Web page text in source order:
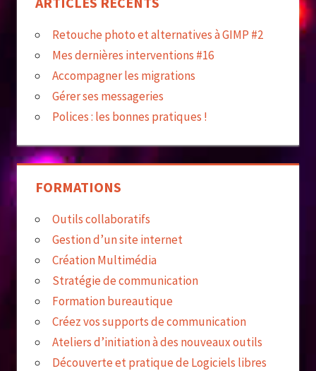
Retouche photo et alternatives à GIMP #2
Mes dernières interventions #16
Accompagner les migrations
Gérer ses messageries
Polices : les bonnes pratiques !
FORMATIONS
Outils collaboratifs
Gestion d’un site internet
Création Multimédia
Stratégie de communication
Formation bureautique
Créez vos supports de communication
Ateliers d’initiation à des nouveaux outils
Découverte et pratique de Logiciels libres